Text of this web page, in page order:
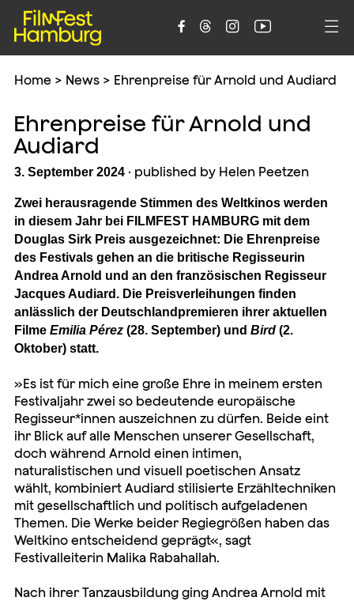
    
Home > News > Ehrenpreise für Arnold und Audiard
Ehrenpreise für Arnold und
Audiard
3. September 2024· published by Helen Peetzen
Zwei herausragende Stimmen des Weltkinos werden
in diesem Jahr bei FILMFEST HAMBURG mit dem
Douglas Sirk Preis ausgezeichnet: Die Ehrenpreise
des Festivals gehen an die britische Regisseurin
Andrea Arnold und an den französischen Regisseur
Jacques Audiard. Die Preisverleihungen finden
anlässlich der Deutschlandpremieren ihrer aktuellen
Filme Emilia Pérez(28. September) und Bird(2.
Oktober) statt.
»Es ist für mich eine große Ehre in meinem ersten
Festivaljahr zwei so bedeutende europäische
Regisseur*innen auszeichnen zu dürfen. Beide eint
ihr Blick auf alle Menschen unserer Gesellschaft,
doch während Arnold einen intimen,
naturalistischen und visuell poetischen Ansatz
wählt, kombiniert Audiard stilisierte Erzähltechniken
mit gesellschaftlich und politisch aufgeladenen
Themen. Die Werke beider Regiegrößen haben das
Weltkino entscheidend geprägt«, sagt
Festivalleiterin Malika Rabahallah.
Nach ihrer Tanzausbildung ging Andrea Arnold mit